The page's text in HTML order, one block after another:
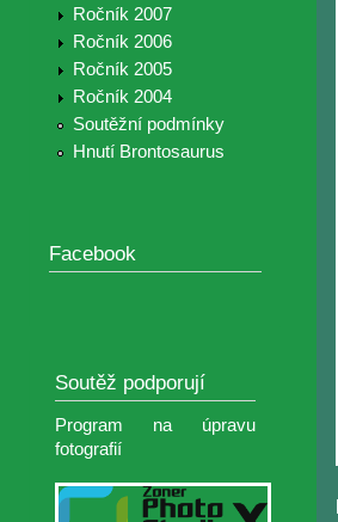
Ročník 2007
Ročník 2006
Ročník 2005
Ročník 2004
Soutěžní podmínky
Hnutí Brontosaurus
Facebook
Soutěž podporují
Program na úpravu
fotografií